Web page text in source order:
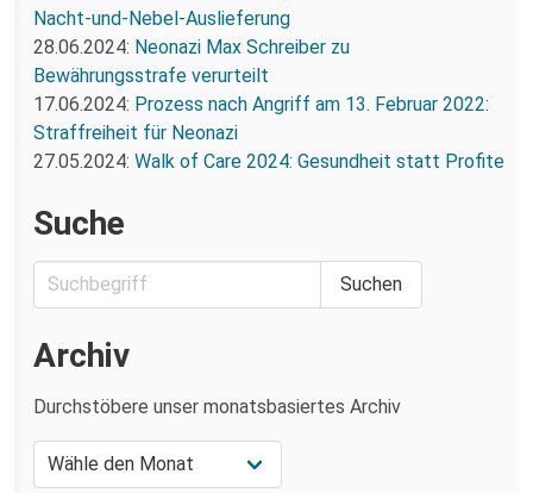
Nacht-und-Nebel-Auslieferung
28.06.2024: Neonazi Max Schreiber zu
Bewährungsstrafe verurteilt
17.06.2024: Prozess nach Angriff am 13. Februar 2022:
Straffreiheit für Neonazi
27.05.2024: Walk of Care 2024: Gesundheit statt Profite
Suche
Archiv
Durchstöbere unser monatsbasiertes Archiv